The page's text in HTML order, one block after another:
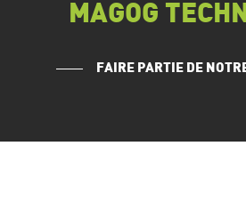
MAGOG
FAIRE PARTIE DE